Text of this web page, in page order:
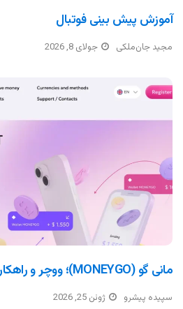
آموزش پیش بینی فوتبال
مجید جان‌ملکی جولای 8, 2026
مانی گو (MONEYGO)؛ ووچر و راهکار پرداخت ارزی
سپیده پیشرو ژوئن 25, 2026